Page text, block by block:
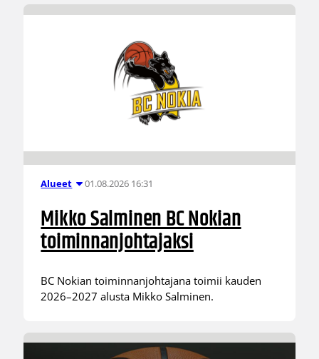
Alueet 01.08.2026 16:31
Mikko Salminen BC Nokian
toiminnanjohtajaksi
BC Nokian toiminnanjohtajana toimii kauden
2026–2027 alusta Mikko Salminen.